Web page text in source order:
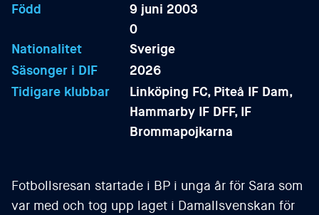
Född
9 juni 2003
0
Nationalitet
Sverige
Säsonger i DIF
2026
Tidigare klubbar
Linköping FC, Piteå IF Dam,
Hammarby IF DFF, IF
Brommapojkarna
Fotbollsresan startade i BP i unga år för Sara som
var med och tog upp laget i Damallsvenskan för